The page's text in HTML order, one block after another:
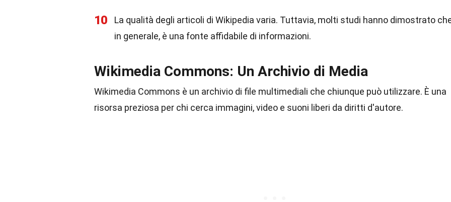
10
La qualità degli articoli di Wikipedia varia. Tuttavia, molti studi hanno dimostrato
in generale, è una fonte affidabile di informazioni.
Wikimedia Commons: Un Archivio di Media
Wikimedia Commons è un archivio di file multimediali che chiunque può utilizzare. È una
risorsa preziosa per chi cerca immagini, video e suoni liberi da diritti d'autore.